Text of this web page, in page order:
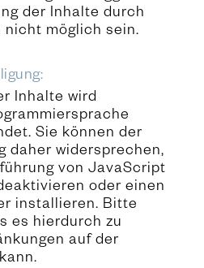
der Inhalte durch
möglich sein.
Inhalte wird
Sie können der
daher widersprechen,
von JavaScript
oder einen
installieren. Bitte
es hierdurch zu
auf der